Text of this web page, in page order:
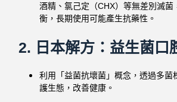
酒精、氯己定（CHX）等無差別滅菌
衡，長期使用可能產生抗藥性。
2. 日本解方：益生菌口
利用「益菌抗壞菌」概念，透過多菌
護生態，改善健康。